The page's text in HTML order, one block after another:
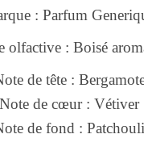
: Parfum
olfactive : Boisé
de tête :
Note de cœur : Vétiver
de fond : Patchouli